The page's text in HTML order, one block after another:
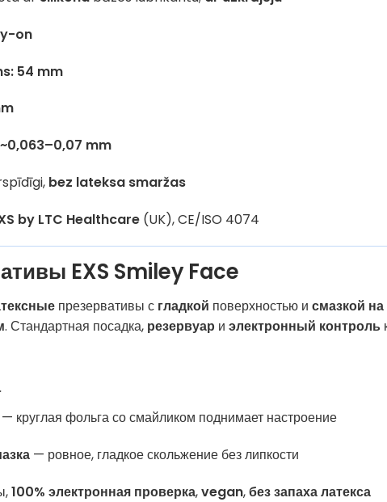
on
54 mm
~0,063–0,07 mm
bez lateksa smaržas
by LTC Healthcare (UK), CE/ISO 4074
EXS Smiley Face
презервативы с гладкой поверхностью исмазкой
. Стандартная посадка, резервуар иэлектронный контроль
— круглая фольга со смайликом поднимает настроение
— ровное, гладкое скольжение без липкости
100% электронная проверка,vegan,без запаха латекса